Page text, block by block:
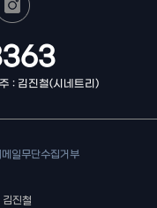
: 김진철(시네트리)
메일무단수집거부
김진철